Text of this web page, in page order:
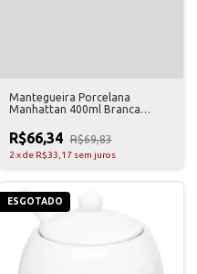
Mantegueira Porcelana
Manhattan 400ml Branca
R$66,34 R$69,83
2 xde R$33,17 sem juros
ESGOTADO